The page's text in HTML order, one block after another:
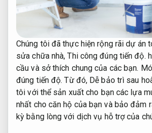
Chúng tôi đã thực hiện rộng rãi dự án
sửa chữa nhà,Thi công đúng tiến độ.
cầu và sở thích chung của các bạn.
đúng tiến độ. Từ đó, Dễ bảo trì sau
tôi với thể sản xuất cho bạn các lựa
nhất cho căn hộ của bạn và bảo đảm
kỳ bằng lòng với dịch vụ hỗ trợ của